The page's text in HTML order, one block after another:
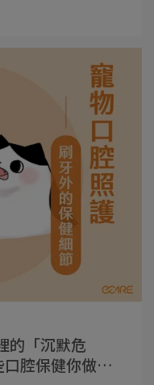
的「沉默危
腔保健你做對